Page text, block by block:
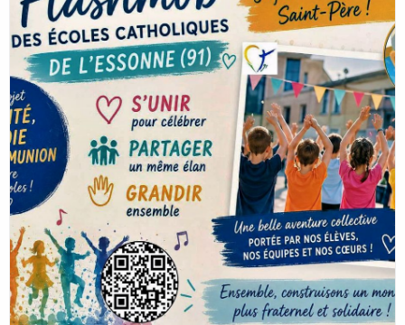
communes.
À l’école Sainte Ernestine, les élèves se sont pleinement
investis dans cette aventure. Ils ont vécu des temps de
répétition riches en énergie, en entraide et en fierté
collective. Ce type de projet permet de donner tout son
sens à ce que nous cherchons à construire au quotidien :
apprendre ensemble, se respecter, et grandir dans un
esprit de solidarité.
Dans un contexte de fin d’année marqué également par de
nombreux moments forts au sein de notre école, cette
action collective vient rappeler combien la force du lien
entre établissements, familles, équipes éducatives et
partenaires est précieuse et porteuse d’espérance.